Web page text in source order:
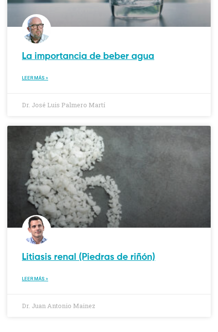
La importancia de beber agua
LEER MÁS »
Dr. José Luis Palmero Martí
Litiasis renal (Piedras de riñón)
LEER MÁS »
Dr. Juan Antonio Mainez